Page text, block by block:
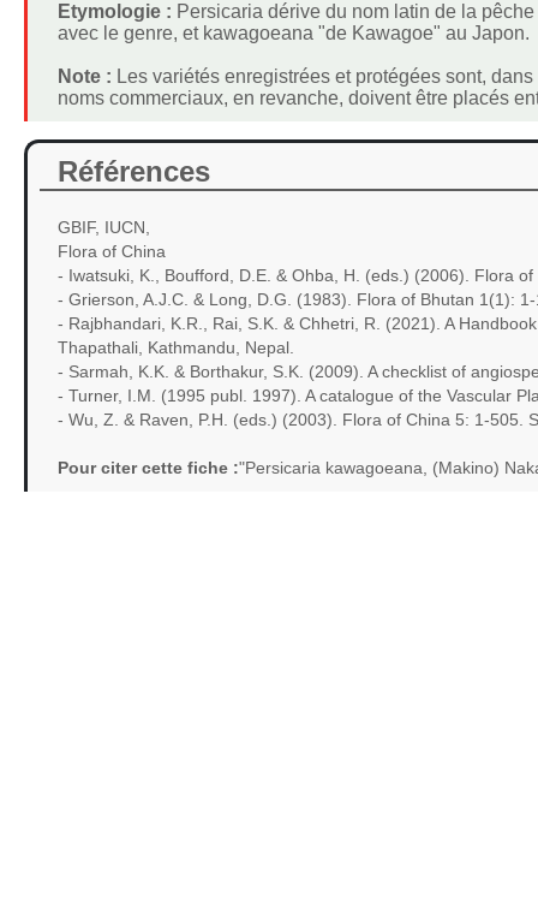
Etymologie : Persicaria dérive du nom latin de la
avec le genre, et kawagoeana "de Kawagoe" au Japon.
Note : Les variétés enregistrées et protégées sont,
noms commerciaux, en revanche, doivent être placés
Références
GBIF, IUCN,
Flora of China
- Iwatsuki, K., Boufford, D.E. & Ohba, H. (eds.) (2006). Flora
- Grierson, A.J.C. & Long, D.G. (1983). Flora of Bhutan 1(1):
- Rajbhandari, K.R., Rai, S.K. & Chhetri, R. (2021). A
Thapathali, Kathmandu, Nepal.
- Sarmah, K.K. & Borthakur, S.K. (2009). A checklist of
- Turner, I.M. (1995 publ. 1997). A catalogue of the Vascular
- Wu, Z. & Raven, P.H. (eds.) (2003). Flora of China 5: 1-505.
Pour citer cette fiche :"Persicaria kawagoeana, (Makino)